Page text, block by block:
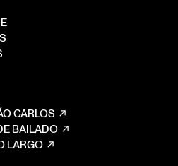
CARLOS
BAILADO
LARGO